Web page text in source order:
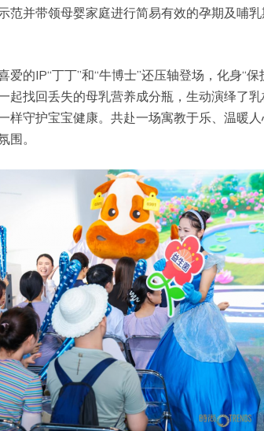
范并带领母婴家庭进行简易有效的孕期及哺
的IP“丁丁”和“牛博士”还压轴登场，化身“
起找回丢失的母乳营养成分瓶，生动演绎了
样守护宝宝健康。共赴一场寓教于乐、温暖
围。